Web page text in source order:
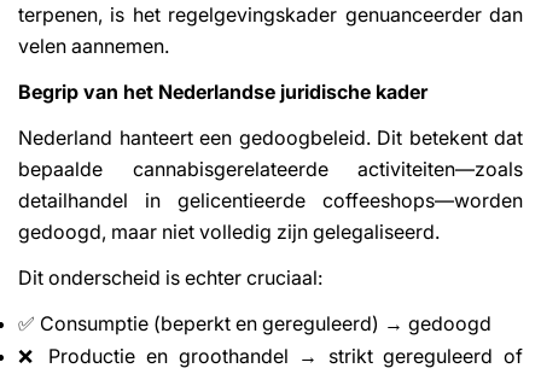
terpenen, is het regelgevingskader genuanceerder dan
velen aannemen.
Begrip van het Nederlandse juridische kader
Nederland hanteert een gedoogbeleid. Dit betekent dat
bepaalde cannabisgerelateerde activiteiten—zoals
detailhandel in gelicentieerde coffeeshops—worden
gedoogd, maar niet volledig zijn gelegaliseerd.
Dit onderscheid is echter cruciaal:
✅ Consumptie (beperkt en gereguleerd) → gedoogd
❌
Productie en groothandel → strikt gereguleerd of